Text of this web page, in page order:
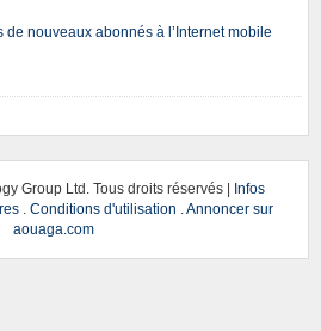
de nouveaux abonnés à l’Internet mobile
Group Ltd. Tous droits réservés | Infos
. Conditions d'utilisation .Annoncer sur
aouaga.com